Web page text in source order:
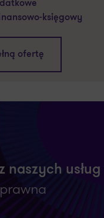
księgowy
ofertę
naszych